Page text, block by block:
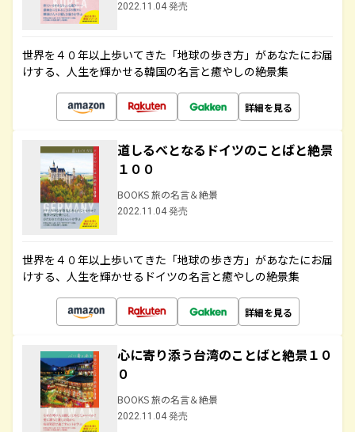
2022.11.04 発売
世界を４０年以上歩いてきた「地球の歩き方」があなたにお届
けする、人生を輝かせる韓国の名言と癒やしの絶景集
詳細を見る
道しるべとなるドイツのことばと絶景
１００
BOOKS 旅の名言＆絶景
2022.11.04 発売
世界を４０年以上歩いてきた「地球の歩き方」があなたにお届
けする、人生を輝かせるドイツの名言と癒やしの絶景集
詳細を見る
心に寄り添う台湾のことばと絶景１０
０
BOOKS 旅の名言＆絶景
2022.11.04 発売